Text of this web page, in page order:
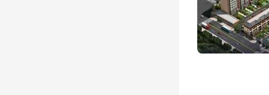
机构
（三